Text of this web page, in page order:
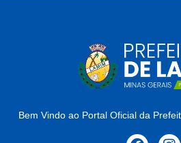
Bem Vindo ao Portal Oficial da